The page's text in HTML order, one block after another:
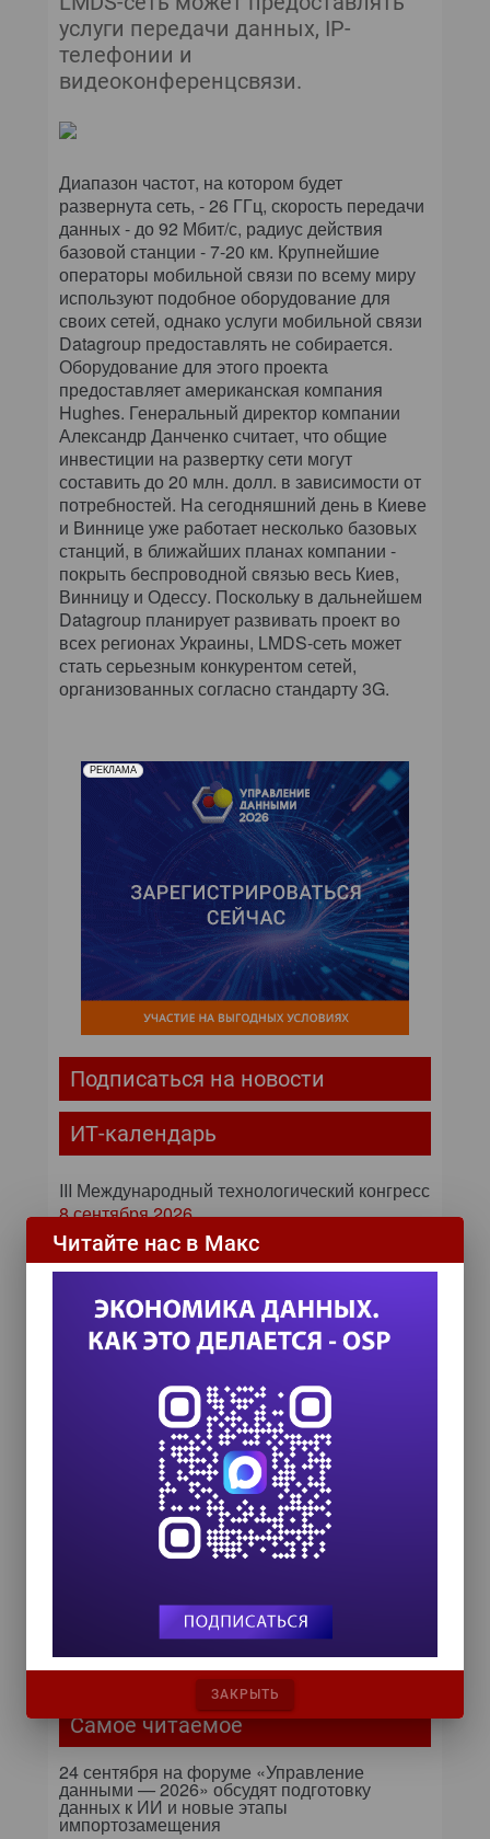
услуги передачи данных, IP-
телефонии и
видеоконференцсвязи.
Диапазон частот, на котором будет
развернута сеть, - 26 ГГц, скорость передачи
данных - до 92 Мбит/с, радиус действия
базовой станции - 7-20 км. Крупнейшие
операторы мобильной связи по всему миру
используют подобное оборудование для
своих сетей, однако услуги мобильной связи
Datagroup предоставлять не собирается.
Оборудование для этого проекта
предоставляет американская компания
Hughes. Генеральный директор компании
Александр Данченко считает, что общие
инвестиции на развертку сети могут
составить до 20 млн. долл. в зависимости от
потребностей. На сегодняшний день в Киеве
и Виннице уже работает несколько базовых
станций, в ближайших планах компании -
покрыть беспроводной связью весь Киев,
Винницу и Одессу. Поскольку в дальнейшем
Datagroup планирует развивать проект во
всех регионах Украины, LMDS-сеть может
стать серьезным конкурентом сетей,
организованных согласно стандарту 3G.
РЕКЛАМА
Подписаться на новости
ИТ-календарь
III Международный технологический конгресс
8 сентября 2026
TEAM LEAD TODAY 2026
Форум ProcessTech
18 сентября 2026
Управление данными 2026
24 сентября 2026
HR TECH + ИИ ТРАНСФОРМАЦИЯ 2026
8 октября 2026
Zero Trust и Data Governance:
превращает дата-каталог в
ядро контура безопасности
Далее...
Самое читаемое
24 сентября на форуме «Управление
данными — 2026» обсудят подготовку
данных к ИИ и новые этапы
импортозамещения
Читайте нас в Макс
ЗАКРЫТЬ